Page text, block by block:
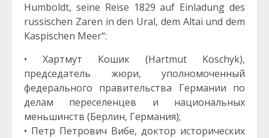
Humboldt, seine Reise 1829 auf Einladung des
russischen Zaren in den Ural, dem Altai und dem
Kaspischen Meer“:
• Хартмут Кошик (Hartmut Koschyk),
председатель жюри, уполномоченный
федерального правительства Германии по
делам переселенцев и национальных
меньшинств (Берлин, Германия);
• Петр Петрович Вибе, доктор исторических